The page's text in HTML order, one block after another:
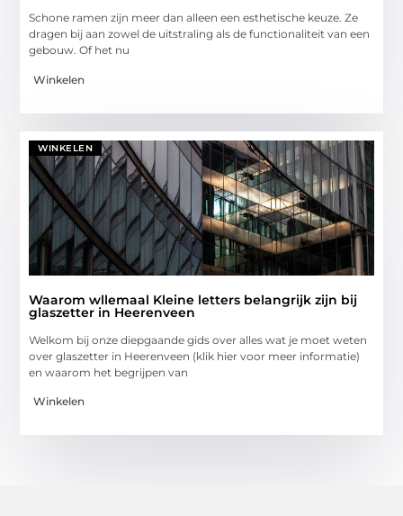
Schone ramen zijn meer dan alleen een esthetische keuze. Ze
dragen bij aan zowel de uitstraling als de functionaliteit van een
gebouw. Of het nu
Winkelen
WINKELEN
Waarom wllemaal Kleine letters belangrijk zijn bij
glaszetter in Heerenveen
Welkom bij onze diepgaande gids over alles wat je moet weten
over glaszetter in Heerenveen (klik hier voor meer informatie)
en waarom het begrijpen van
Winkelen